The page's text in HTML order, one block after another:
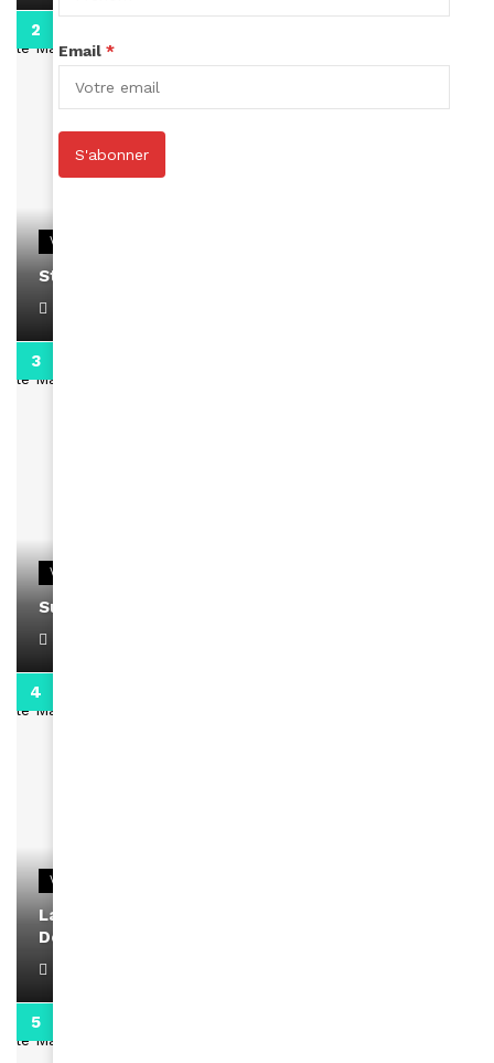
VIDEOS
Stacy passe un message
VIDEOS
Support Black Business Wee-kend
VIDEOS
La rubrique santé speciale coronavirus du
Docteur Makanda
Email *
S'abonner